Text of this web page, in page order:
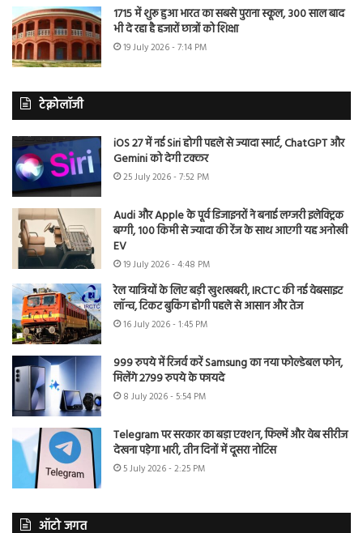
1715 में शुरू हुआ भारत का सबसे पुराना स्कूल, 300 साल बाद
भी दे रहा है हजारों छात्रों को शिक्षा
19 July 2026 - 7:14 PM
टेक्नोलॉजी
iOS 27 में नई Siri होगी पहले से ज्यादा स्मार्ट, ChatGPT और
Gemini को देगी टक्कर
25 July 2026 - 7:52 PM
Audi और Apple के पूर्व डिजाइनरों ने बनाई लग्जरी इलेक्ट्रिक
बग्गी, 100 किमी से ज्यादा की रेंज के साथ आएगी यह अनोखी
EV
19 July 2026 - 4:48 PM
रेल यात्रियों के लिए बड़ी खुशखबरी, IRCTC की नई वेबसाइट
लॉन्च, टिकट बुकिंग होगी पहले से आसान और तेज
16 July 2026 - 1:45 PM
999 रुपये में रिजर्व करें Samsung का नया फोल्डेबल फोन,
मिलेंगे 2799 रुपये के फायदे
8 July 2026 - 5:54 PM
Telegram पर सरकार का बड़ा एक्शन, फिल्में और वेब सीरीज
देखना पड़ेगा भारी, तीन दिनों में दूसरा नोटिस
5 July 2026 - 2:25 PM
ऑटो जगत